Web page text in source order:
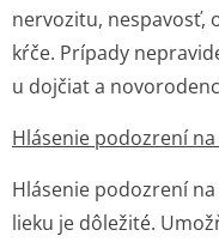
nervozitu, nespavosť,
kŕče. Prípady
u dojčiat a
Hlásenie podozrení
Hlásenie podozrení
lieku je dôležité.